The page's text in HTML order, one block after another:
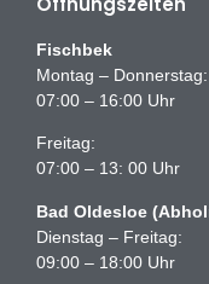
Fischbek
Montag – Donnerstag:
07:00 – 16:00 Uhr
Freitag:
07:00 – 13: 00 Uhr
Bad Oldesloe
Dienstag – Freitag:
09:00 – 18:00 Uhr